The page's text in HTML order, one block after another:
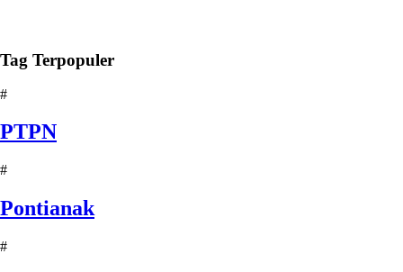
Tag Terpopuler
#
PTPN
#
Pontianak
#